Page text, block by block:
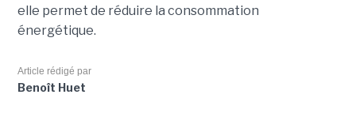
elle permet de réduire la consommation
énergétique.
Article rédigé par
Benoît Huet